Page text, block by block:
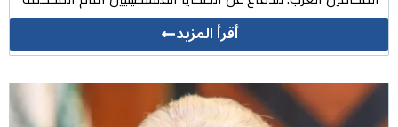
أقرأ المزيد